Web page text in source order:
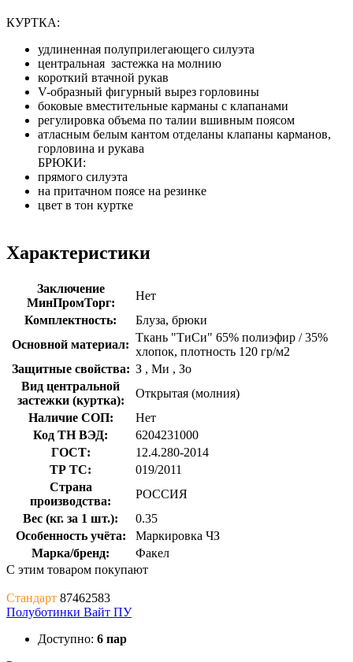
КУРТКА:
удлиненная полуприлегающего силуэта
центральная застежка на молнию
короткий втачной рукав
V-образный фигурный вырез горловины
боковые вместительные карманы с клапанами
регулировка объема по талии вшивным поясом
атласным белым кантом отделаны клапаны карманов,
горловина и рукава
БРЮКИ:
прямого силуэта
на притачном поясе на резинке
цвет в тон куртке
Характеристики
Заключение
МинПромТорг:
Нет
Комплектность:
Блуза, брюки
Основной материал:
Ткань "ТиСи" 65% полиэфир / 35%
хлопок, плотность 120 гр/м2
Защитные свойства: З , Ми , Зо
Вид центральной
застежки (куртка):
Открытая (молния)
Наличие СОП:
Нет
Код ТН ВЭД:
6204231000
ГОСТ:
12.4.280-2014
ТР ТС:
019/2011
Страна
производства:
РОССИЯ
Вес (кг. за 1 шт.):
0.35
Особенность учёта:
Маркировка ЧЗ
Марка/бренд:
Факел
С этим товаром покупают
Стандарт 87462583
Полуботинки Вайт ПУ
Доступно: 6 пар